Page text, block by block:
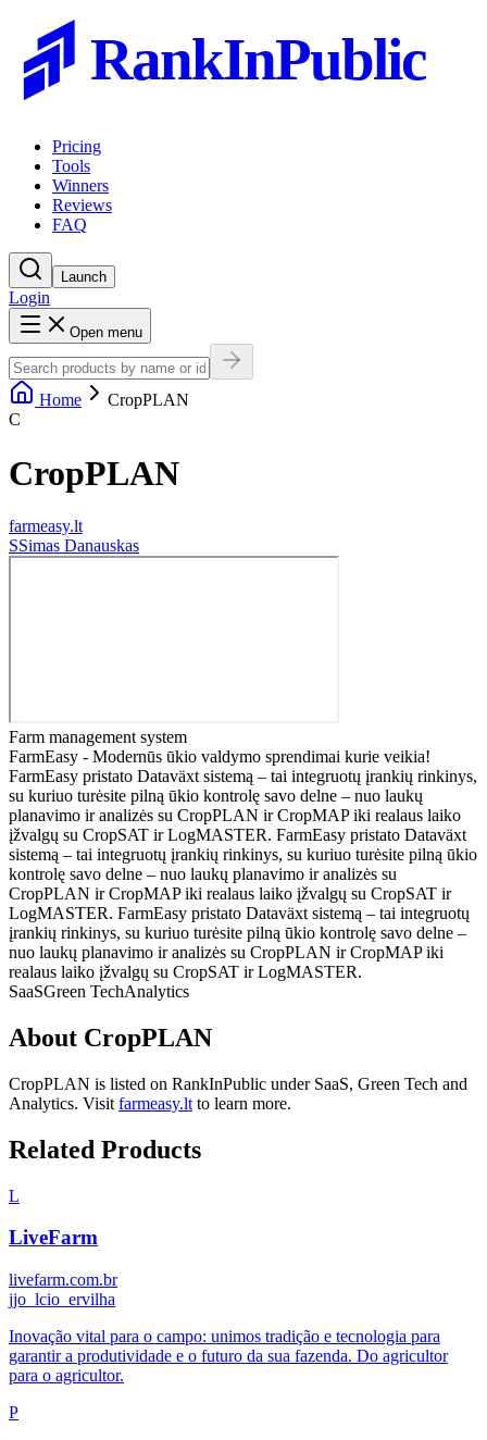
RankInPublic
Pricing
Tools
Winners
Reviews
FAQ
Launch
Login
Open menu
Home
CropPLAN
C
CropPLAN
farmeasy.lt
SSimas Danauskas
Farm management system
FarmEasy - Modernūs ūkio valdymo sprendimai kurie veikia!
FarmEasy pristato Dataväxt sistemą – tai integruotų įrankių rinkinys,
su kuriuo turėsite pilną ūkio kontrolę savo delne – nuo laukų
planavimo ir analizės su CropPLAN ir CropMAP iki realaus laiko
įžvalgų su CropSAT ir LogMASTER. FarmEasy pristato Dataväxt
sistemą – tai integruotų įrankių rinkinys, su kuriuo turėsite pilną ūkio
kontrolę savo delne – nuo laukų planavimo ir analizės su
CropPLAN ir CropMAP iki realaus laiko įžvalgų su CropSAT ir
LogMASTER. FarmEasy pristato Dataväxt sistemą – tai integruotų
įrankių rinkinys, su kuriuo turėsite pilną ūkio kontrolę savo delne –
nuo laukų planavimo ir analizės su CropPLAN ir CropMAP iki
realaus laiko įžvalgų su CropSAT ir LogMASTER.
SaaSGreen TechAnalytics
About CropPLAN
CropPLAN is listed on RankInPublic under SaaS, Green Tech and
Analytics. Visit farmeasy.lt to learn more.
Related Products
L
LiveFarm
livefarm.com.br
jjo_lcio_ervilha
Inovação vital para o campo: unimos tradição e tecnologia para
garantir a produtividade e o futuro da sua fazenda. Do agricultor
para o agricultor.
P